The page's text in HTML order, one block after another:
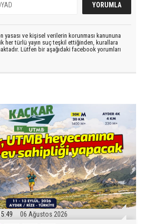
yasası ve kişisel verilerin korunması kanununa
her türlü yayın suç teşkil ettiğinden, kurallara
Lütfen bir aşağıdaki facebook yorumları
06 Ağustos 2026